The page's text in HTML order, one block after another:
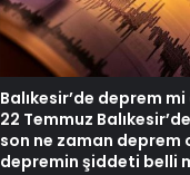
Balıkesir’de deprem
22 Temmuz
son ne zaman deprem
depremin şiddeti belli